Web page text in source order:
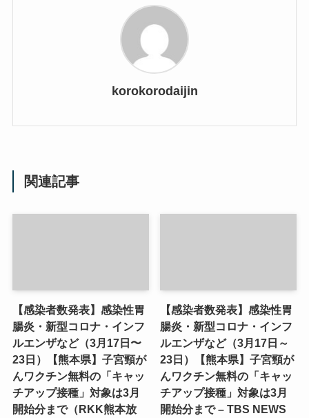
korokorodaijin
関連記事
【感染者数発表】感染性胃
腸炎・新型コロナ・インフ
ルエンザなど（3月17日〜
23日）【熊本県】子宮頸が
んワクチン無料の「キャッ
チアップ接種」対象は3月
開始分まで（RKK熊本放
【感染者数発表】感染性胃
腸炎・新型コロナ・インフ
ルエンザなど（3月17日～
23日）【熊本県】子宮頸が
んワクチン無料の「キャッ
チアップ接種」対象は3月
開始分まで – TBS NEWS